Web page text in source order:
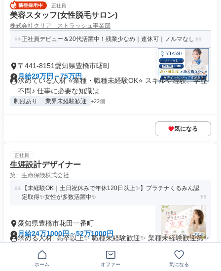
正社員
美容スタッフ(女性脱毛サロン)
株式会社クリア ストラッシュ事業部
正社員デビュー＆20代活躍中！残業少なめ｜連休可｜ノルマなし
〒441-8151愛知県豊橋市曙町
月給29万円～75万円
求めている人材 ⭐業種・職種未経験OK⭐ スキルや経験、学歴
不問♪ 仕事に必要な知識は...
制服あり 業界未経験歓迎 +22個
気になる
正社員
生涯設計デザイナー
第一生命保険株式会社
【未経験OK｜土日祝休みで年休120日以上✨】プラチナくるみん認
定取得✨女性が多数活躍中✨
愛知県豊橋市花田一番町
月給24万1000円～52万1000円
求める人材: 高卒以上✨ 職種未経験歓迎✨ 業種未経験歓迎第✨
交通費支給
ホーム オファー 気になる